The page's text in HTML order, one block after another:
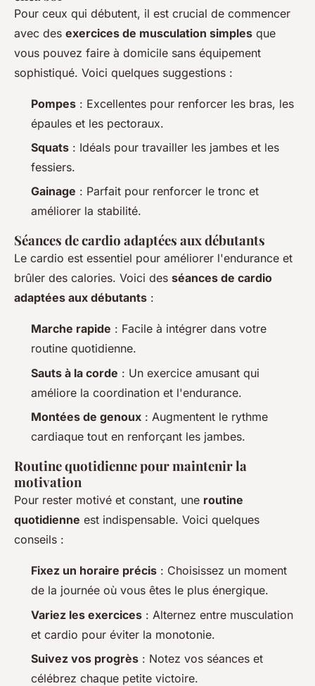
Pour ceux qui débutent, il est crucial de commencer
avec des exercices de musculation simples que
vous pouvez faire à domicile sans équipement
sophistiqué. Voici quelques suggestions :
Pompes : Excellentes pour renforcer les bras, les
épaules et les pectoraux.
Squats : Idéals pour travailler les jambes et les
fessiers.
Gainage : Parfait pour renforcer le tronc et
améliorer la stabilité.
Séances de cardio adaptées aux débutants
Le cardio est essentiel pour améliorer l'endurance et
brûler des calories. Voici des séances de cardio
adaptées aux débutants :
Marche rapide : Facile à intégrer dans votre
routine quotidienne.
Sauts à la corde : Un exercice amusant qui
améliore la coordination et l'endurance.
Montées de genoux : Augmentent le rythme
cardiaque tout en renforçant les jambes.
Routine quotidienne pour maintenir la
motivation
Pour rester motivé et constant, une routine
quotidienne est indispensable. Voici quelques
conseils :
Fixez un horaire précis : Choisissez un moment
de la journée où vous êtes le plus énergique.
Variez les exercices : Alternez entre musculation
et cardio pour éviter la monotonie.
Suivez vos progrès : Notez vos séances et
célébrez chaque petite victoire.